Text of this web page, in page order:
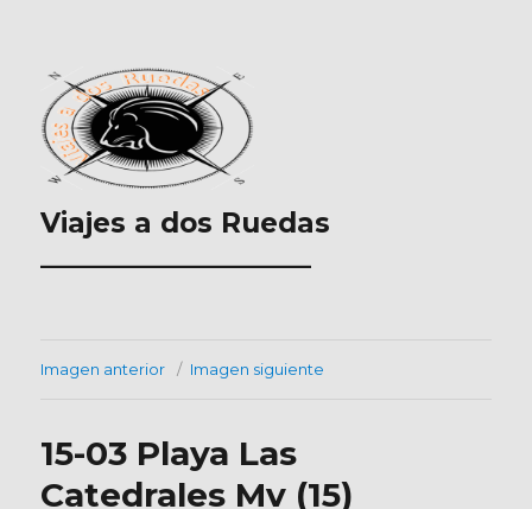
Viajes a dos Ruedas
___________________
Imagen anterior Imagen siguiente
15-03 Playa Las
Catedrales Mv (15)